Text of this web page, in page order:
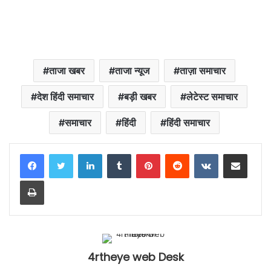
ताजा खबर ताजा न्यूज ताज़ा समाचार
देश हिंदी समाचार बड़ी खबर लेटेस्ट समाचार
समाचार हिंदी हिंदी समाचार
LinkedInTumblr PinterestReddit VKontakteShare via Email
Print
4rtheye web Desk